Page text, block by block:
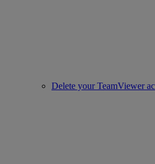
Delete your TeamViewer